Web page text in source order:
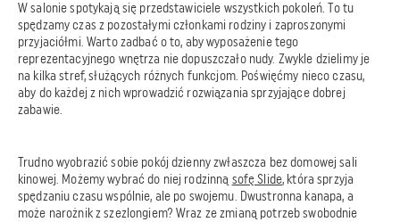
W salonie spotykają się przedstawiciele wszystkich pokoleń. To tu
spędzamy czas z pozostałymi członkami rodziny i zaproszonymi
przyjaciółmi. Warto zadbać o to, aby wyposażenie tego
reprezentacyjnego wnętrza nie dopuszczało nudy. Zwykle dzielimy je
na kilka stref, służących różnych funkcjom. Poświęćmy nieco czasu,
aby do każdej z nich wprowadzić rozwiązania sprzyjające dobrej
zabawie.
Trudno wyobrazić sobie pokój dzienny zwłaszcza bez domowej sali
kinowej. Możemy wybrać do niej rodzinną sofę Slide, która sprzyja
spędzaniu czasu wspólnie, ale po swojemu. Dwustronna kanapa, a
może narożnik z szezlongiem? Wraz ze zmianą potrzeb swobodnie